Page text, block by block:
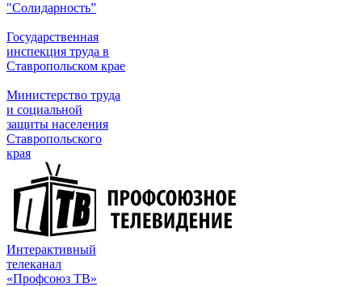
"Солидарность”
Государственная
инспекция труда в
Ставропольском крае
Министерство труда
и социальной
защиты населения
Ставропольского
края
Интерактивный
телеканал
«Профсоюз ТВ»